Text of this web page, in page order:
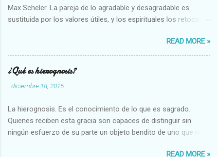
Max Scheler. La pareja de lo agradable y desagradable es
sustituida por los valores útiles, y los espirituales los retoca.
Abundante-Escaso,etc 2 VITALES Sano-Enfermo Selecto-
Vulgar Enérgico-Inerte Fuerte-Débil,etc. 3 ESPIRITUALES a)
Intelectuales Conocimiento-Error Exacto-Aproximado
Evidente-Probable,etc b) Morales Bueno-malo Bondadoso-
malvado Justo-Injusto Escrupuloso-Relajado Leal-Desleal,etc.
Armonioso-Inarmonioso 4 RELIGIOSOS Santo-Pr...
READ MORE »
¿Qué es hierognosis?
-diciembre 18, 2015
La hierognosis. Es el conocimiento de lo que es sagrado.
Quienes reciben esta gracia son capaces de distinguir sin
ningún esfuerzo de su parte un objeto bendito de uno que no
READ MORE »